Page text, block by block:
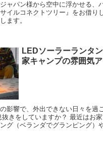
ャパン様から空中に浮かせる、
イルコネクトツリー』をお借り
ます。
LEDソーラーランタ
家キャンプの雰囲気ア
影響で、外出できない日々を過
抜きをしていますか？ 最近はお
グ（ベランダでグランピング）